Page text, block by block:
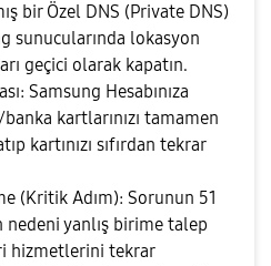
bir Özel DNS (Private DNS)
sunucularında lokasyon
geçici olarak kapatın.
Samsung Hesabınıza
kartlarınızı tamamen
kartınızı sıfırdan tekrar
(Kritik Adım): Sorunun 51
yanlış birime talep
hizmetlerini tekrar